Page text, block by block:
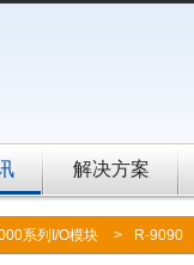
解决方案
系列I/O模块 > R-9090